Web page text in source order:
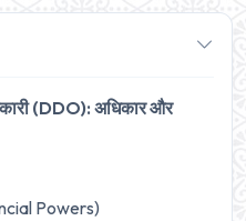
(DDO): अधिकार और
Powers)